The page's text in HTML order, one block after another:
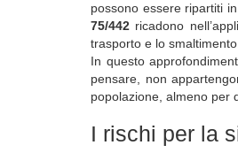
possono essere ripartiti in
75/442 ricadono
trasporto e lo smaltimento.
In questo
pensare, non
popolazione, almeno per
I rischi per la